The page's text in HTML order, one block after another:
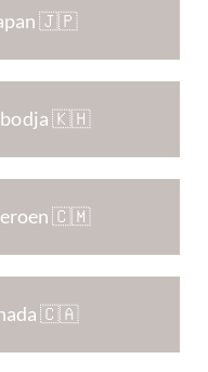
🇯🇵
🇰🇭
🇨🇲
🇨🇦